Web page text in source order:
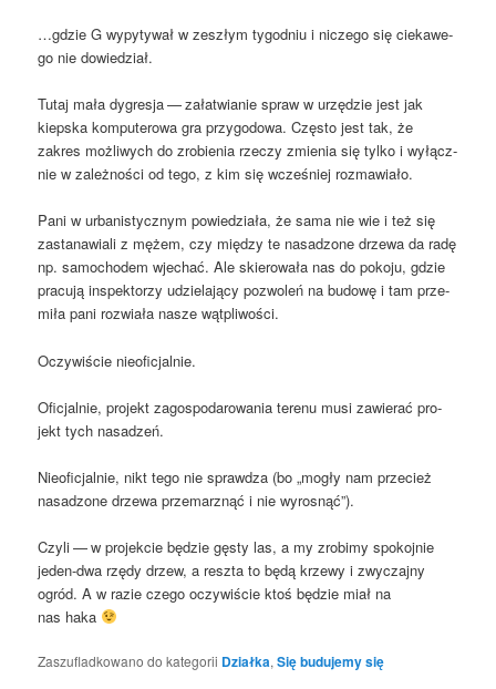
…gdzie G wypy­ty­wał w zeszłym tygo­dniu i nicze­go się cie­ka­we­
go nie dowiedział.
Tutaj mała dygre­sja — zała­twia­nie spraw w urzę­dzie jest jak
kiep­ska kom­pu­te­ro­wa gra przy­go­do­wa. Czę­sto jest tak, że
zakres moż­li­wych do zro­bie­nia rze­czy zmie­nia się tyl­ko i wyłącz­
nie w zależ­no­ści od tego, z kim się wcze­śniej rozmawiało.
Pani w urba­ni­stycz­nym powie­dzia­ła, że sama nie wie i też się
zasta­na­wia­li z mężem, czy mię­dzy te nasa­dzo­ne drze­wa da radę
np. samo­cho­dem wje­chać. Ale skie­ro­wa­ła nas do poko­ju, gdzie
pra­cu­ją inspek­to­rzy udzie­la­ją­cy pozwo­leń na budo­wę i tam prze­
mi­ła pani roz­wia­ła nasze wątpliwości.
Oczy­wi­ście nieoficjalnie.
Ofi­cjal­nie, pro­jekt zago­spo­da­ro­wa­nia tere­nu musi zawie­rać pro­
jekt tych nasadzeń.
Nie­ofi­cjal­nie, nikt tego nie spraw­dza (bo „mogły nam prze­cież
nasa­dzo­ne drze­wa prze­mar­z­nąć i nie wyrosnąć”).
Czy­li — w pro­jek­cie będzie gęsty las, a my zro­bi­my spo­koj­nie
jeden-dwa rzę­dy drzew, a resz­ta to będą krze­wy i zwy­czaj­ny
ogród. A w razie cze­go oczy­wi­ście ktoś będzie miał na
nas haka
Zaszufladkowano do kategorii Działka,Się budujemy się